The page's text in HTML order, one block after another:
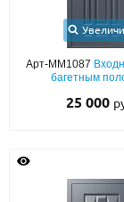
УСТАНОВКА
Металлические
Арт-ММ1087
багетным
25 000